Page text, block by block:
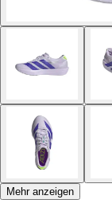
Mehr anzeigen